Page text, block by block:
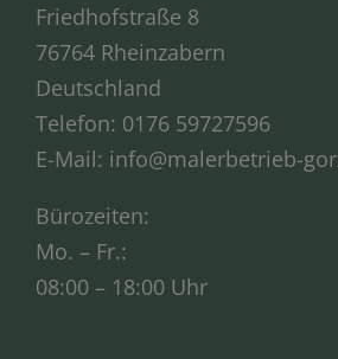
Friedhofstraße 8
76764 Rheinzabern
Deutschland
Telefon: 0176 59727596
E-Mail: info@malerbetrieb-
Bürozeiten:
Mo. – Fr.:
08:00 – 18:00 Uhr